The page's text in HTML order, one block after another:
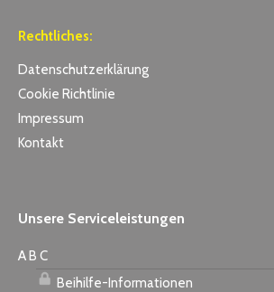
Rechtliches:
Datenschutzerklärung
Cookie Richtlinie
Impressum
Kontakt
Unsere Serviceleistungen
A B C
Beihilfe-Informationen